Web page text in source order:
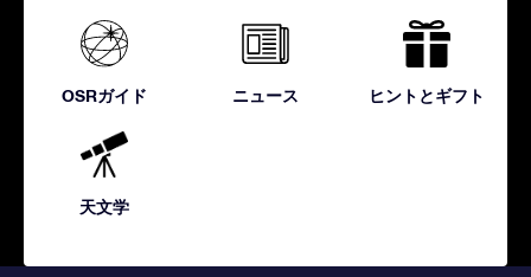
OSRガイド ニュース ヒントとギフト
天文学